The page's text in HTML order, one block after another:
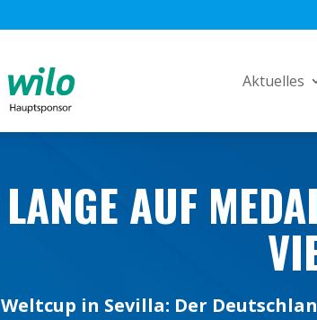
Aktuelles
LANGE AUF
Weltcup in Sevilla: Der